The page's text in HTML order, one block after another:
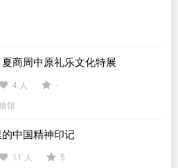
夏商周中原礼乐文化特展
4 人
-
馆
中国精神印记
11 人
5